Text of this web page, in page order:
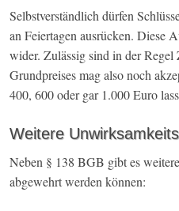
Selbstverständlich dürfen
an Feiertagen ausrücken. Diese
wider. Zulässig sind in der Regel
Grundpreises mag also noch
400, 600 oder gar 1.000 Euro
Weitere
Neben § 138 BGB gibt es
abgewehrt werden können: